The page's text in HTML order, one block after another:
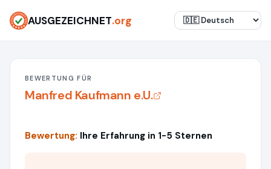
AUSGEZEICHNET.org
BEWERTUNG FÜR
Manfred Kaufmann e.U.
Bewertung: Ihre Erfahrung in 1-5 Sternen